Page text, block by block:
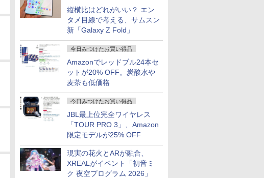
縦横比はどれがいい？ エン
タメ目線で考える、サムスン
新「Galaxy Z Fold」
今日みつけたお買い得品
Amazonでレッドブル24本セ
ットが20% OFF。炭酸水や
麦茶も低価格
今日みつけたお買い得品
JBL最上位完全ワイヤレス
「TOUR PRO 3」、Amazon
限定モデルが25% OFF
現実の花火とARが融合、
XREALがイベント「初音ミ
ク 夜空プログラム 2026」